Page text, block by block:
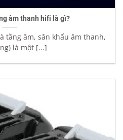
âm thanh hifi là gì?
tầng âm, sân khấu âm thanh,
là một [...]